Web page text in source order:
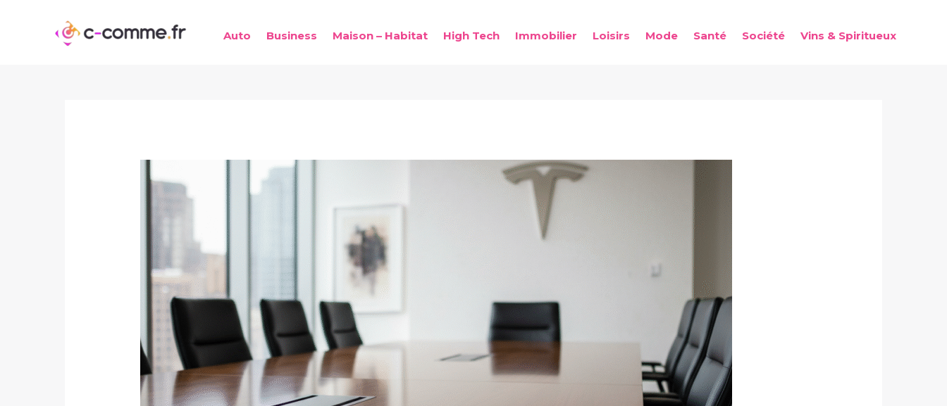
Auto Business Maison – Habitat High Tech Immobilier Loisirs Mode Santé Société Vins & Spiritueux